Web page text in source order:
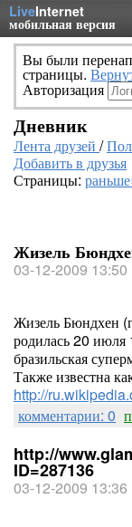
LiveInternet
мобильная версия
Вы были
страницы.
Авторизация
Дневник
Лента друзей /
Добавить в друзья
Страницы:
Жизель
03-12-2009 13:50
Жизель Бюндхен
родилась 20
бразильская
Также известна
http://
комментарии: 0
http://
ID=287136
03-12-2009 13:36